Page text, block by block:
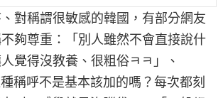
對稱謂很敏感的韓國，有部分網友
夠尊重：「別人雖然不會直接說什
覺得沒教養、很粗俗ㅋㅋ」、
種稱呼不是基本該加的嗎？每次都刻